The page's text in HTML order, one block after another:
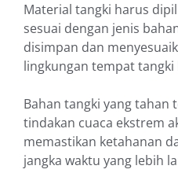
Material tangki harus
sesuai dengan jenis
disimpan dan
lingkungan tempat tangki
Bahan tangki yang tahan
tindakan cuaca ekstrem
memastikan ketahanan
jangka waktu yang lebih